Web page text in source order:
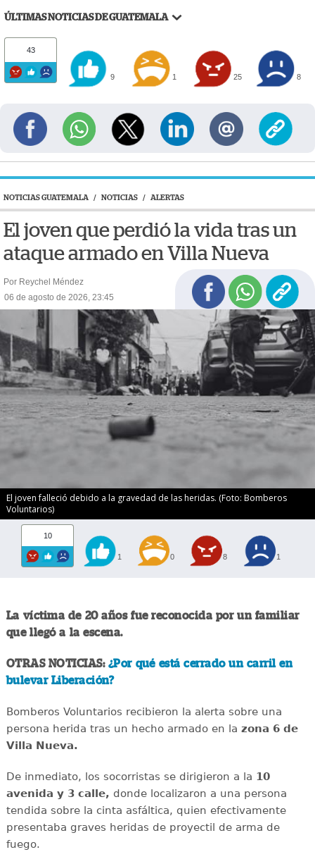
ÚLTIMAS NOTICIAS DE GUATEMALA
43
9 1 25 8
NOTICIAS GUATEMALA / NOTICIAS / ALERTAS
El joven que perdió la vida tras un
ataque armado en Villa Nueva
Por Reychel Méndez
06 de agosto de 2026, 23:45
El joven falleció debido a la gravedad de las heridas. (Foto: Bomberos
Voluntarios)
10
1 0 8 1
La víctima de 20 años fue reconocida por un familiar
que llegó a la escena.
OTRAS NOTICIAS: ¿Por qué está cerrado un carril en
bulevar Liberación?
Bomberos Voluntarios recibieron la alerta sobre una
persona herida tras un hecho armado en la zona 6 de
Villa Nueva.
De inmediato, los socorristas se dirigieron a la 10
avenida y 3 calle, donde localizaron a una persona
tendida sobre la cinta asfáltica, quien efectivamente
presentaba graves heridas de proyectil de arma de
fuego.